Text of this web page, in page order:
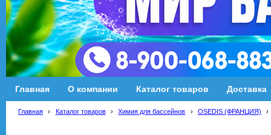
Главная О компании Каталог товаров Доставка
Главная › Каталог товаров › Химия для бассейнов › OSEDIS (ФРАНЦИЯ) ›